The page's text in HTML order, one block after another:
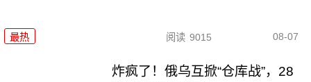
最热 阅读 9015 08-07
炸疯了！俄乌互掀“仓库战”，28